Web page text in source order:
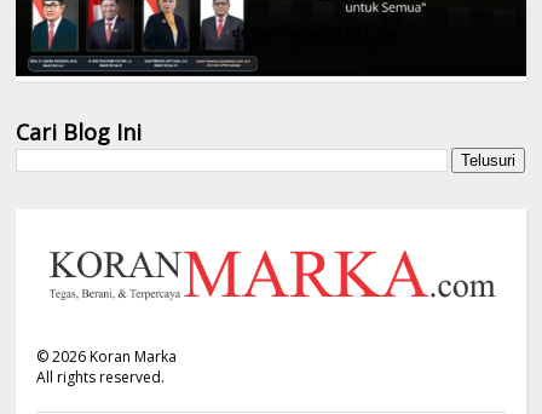
Cari Blog Ini
©2026Koran Marka
All rights reserved.